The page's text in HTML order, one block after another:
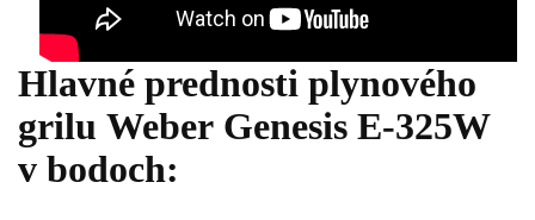
Hlavné prednosti plynového
grilu Weber Genesis E-325W
v bodoch: